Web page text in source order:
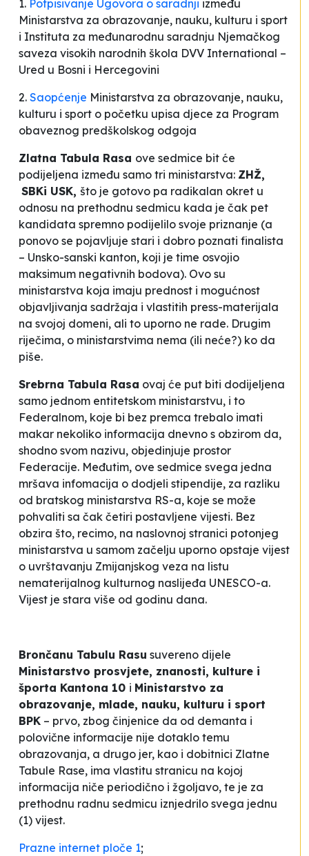
1. Potpisivanje Ugovora o saradnji između
Ministarstva za obrazovanje, nauku, kulturu i sport
i Instituta za međunarodnu saradnju Njemačkog
saveza visokih narodnih škola DVV International –
Ured u Bosni i Hercegovini
2. Saopćenje Ministarstva za obrazovanje, nauku,
kulturu i sport o početku upisa djece za Program
obaveznog predškolskog odgoja
Zlatna Tabula Rasa ove sedmice bit će
podijeljena između samo tri ministarstva: ZHŽ,
SBKi USK, što je gotovo pa radikalan okret u
odnosu na prethodnu sedmicu kada je čak pet
kandidata spremno podijelilo svoje priznanje (a
ponovo se pojavljuje stari i dobro poznati finalista
– Unsko-sanski kanton, koji je time osvojio
maksimum negativnih bodova). Ovo su
ministarstva koja imaju prednost i mogućnost
objavljivanja sadržaja i vlastitih press-materijala
na svojoj domeni, ali to uporno ne rade. Drugim
riječima, o ministarstvima nema (ili neće?) ko da
piše.
Srebrna Tabula Rasa ovaj će put biti dodijeljena
samo jednom entitetskom ministarstvu, i to
Federalnom, koje bi bez premca trebalo imati
makar nekoliko informacija dnevno s obzirom da,
shodno svom nazivu, objedinjuje prostor
Federacije. Međutim, ove sedmice svega jedna
mršava infomacija o dodjeli stipendije, za razliku
od bratskog ministarstva RS-a, koje se može
pohvaliti sa čak četiri postavljene vijesti. Bez
obzira što, recimo, na naslovnoj stranici potonjeg
ministarstva u samom začelju uporno opstaje vijest
o uvrštavanju Zmijanjskog veza na listu
nematerijalnog kulturnog naslijeđa UNESCO-a.
Vijest je stara više od godinu dana.
Brončanu Tabulu Rasu suvereno dijele
Ministarstvo prosvjete, znanosti, kulture i
športa Kantona 10 i Ministarstvo za
obrazovanje, mlade, nauku, kulturu i sport
BPK – prvo, zbog činjenice da od demanta i
polovične informacije nije dotaklo temu
obrazovanja, a drugo jer, kao i dobitnici Zlatne
Tabule Rase, ima vlastitu stranicu na kojoj
informacija niče periodično i žgoljavo, te je za
prethodnu radnu sedmicu iznjedrilo svega jednu
(1) vijest.
Prazne internet ploče 1;